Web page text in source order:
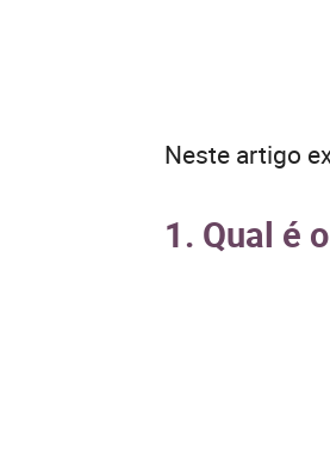
Neste artigo
1. Qual é